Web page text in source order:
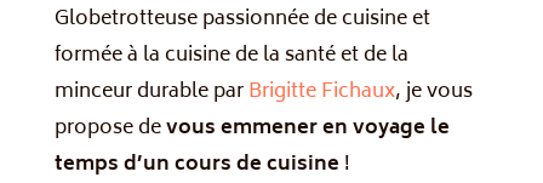
Globetrotteuse passionnée de cuisine et
formée à la cuisine de la santé et de la
minceur durable parBrigitte Fichaux, je vous
propose devous emmener en voyage le
temps d’un cours de cuisine !